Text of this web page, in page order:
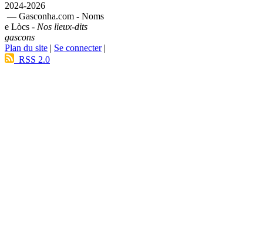
2024-2026
— Gasconha.com - Noms
e Lòcs - Nos lieux-dits
gascons
Plan du site | Se connecter|
RSS 2.0